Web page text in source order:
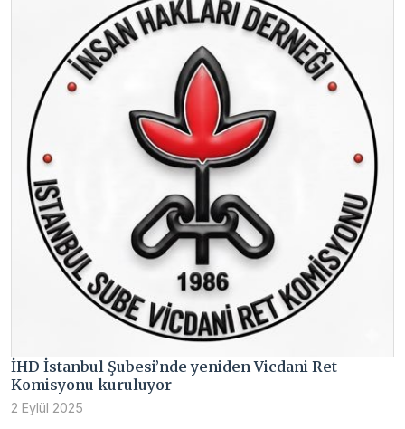
İHD İstanbul Şubesi’nde yeniden Vicdani Ret
Komisyonu kuruluyor
2 Eylül 2025